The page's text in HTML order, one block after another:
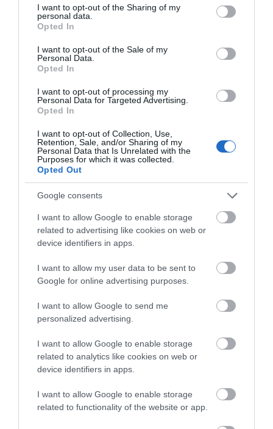
not limited to your visit or usage behaviour. You may click to
grant or deny consent to Google and its third-party tags to
use your data for below specified purposes in below Google
consent section.
I want to opt-out of the Sharing of my
personal data.
Opted In
I want to opt-out of the Sale of my
Personal Data.
Opted In
I want to opt-out of processing my
Personal Data for Targeted Advertising.
Opted In
I want to opt-out of Collection, Use,
Retention, Sale, and/or Sharing of my
Personal Data that Is Unrelated with the
Purposes for which it was collected.
Opted Out
Google consents
I want to allow Google to enable storage
related to advertising like cookies on web or
device identifiers in apps.
I want to allow my user data to be sent to
Google for online advertising purposes.
I want to allow Google to send me
personalized advertising.
I want to allow Google to enable storage
related to analytics like cookies on web or
device identifiers in apps.
I want to allow Google to enable storage
related to functionality of the website or app.
A Das WeltAuto viszont olyan rendszert kínál, amelyben az
ügyfél nem csupán egy használt autót választ, hanem
ellenőrzött hátteret, szakmai kontrollt és hosszabb távú
biztonságot is kap.
A márkakereskedések hivatalos ellenőrzőlista alapján 110
ponton átvizsgálják az autókat. A jármű csak ezt követően
kaphatja meg a WeltAuto minőségtanúsítványt és a Das
erősítik.
Váratlan meghibásodás vagy baleset esetén a
mobilitásgarancia segíti a továbbutazást, a cseregarancia pedig
bizonyos feltételek teljesülése mellett lehetőséget ad arra,
megvásárolt járművet.
A Das WeltAuto emellett finanszírozási és biztosítási
megoldásokat, gépkocsi-beszámítást, eredeti tartozékokat és
optikai felkészítést is kínál ügyfeleinek.
szerint